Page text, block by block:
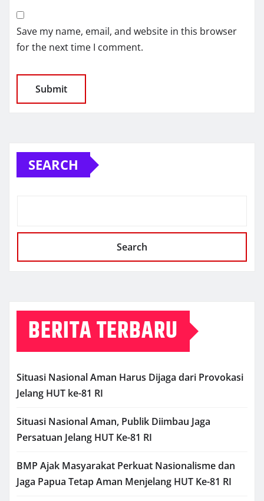
Save my name, email, and website in this browser
for the next time I comment.
SEARCH
Search
BERITA TERBARU
Situasi Nasional Aman Harus Dijaga dari Provokasi
Jelang HUT ke-81 RI
Situasi Nasional Aman, Publik Diimbau Jaga
Persatuan Jelang HUT Ke-81 RI
BMP Ajak Masyarakat Perkuat Nasionalisme dan
Jaga Papua Tetap Aman Menjelang HUT Ke-81 RI